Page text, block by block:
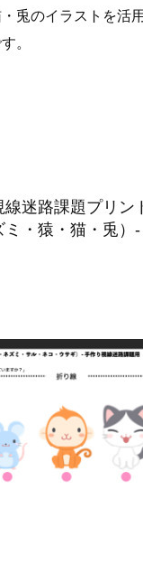
兎のイラストを活
。
線迷路課題プリン
ミ・猿・猫・兎）